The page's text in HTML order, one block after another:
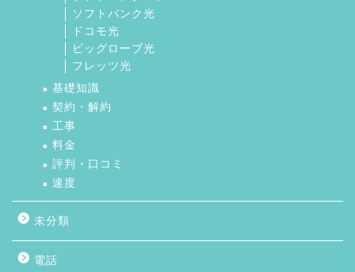
ソフトバンク光
ドコモ光
ビッグローブ光
フレッツ光
基礎知識
契約・解約
工事
料金
評判・口コミ
速度
未分類
電話